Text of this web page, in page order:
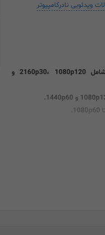
ویدئویی نادرکامپیوتر
پشتیبانی از ورودی‌های HDMI شامل 2160p30، 1080p120 و